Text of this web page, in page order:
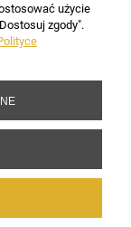
użycie
zgody".